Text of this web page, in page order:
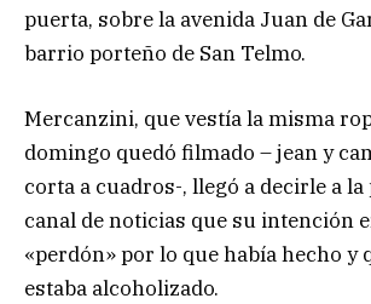
puerta, sobre la avenida Juan de
barrio porteño de San Telmo.
Mercanzini, que vestía la misma
domingo quedó filmado – jean y
corta a cuadros-, llegó a decirle a
canal de noticias que su intención
«perdón» por lo que había hecho y
estaba alcoholizado.